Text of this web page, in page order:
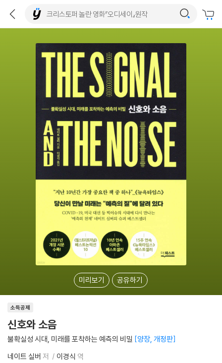
미리보기 공유하기
소득공제
신호와 소음
불확실성 시대, 미래를 포착하는 예측의 비밀
양장, 개정판
네이트 실버 저 이경식 역